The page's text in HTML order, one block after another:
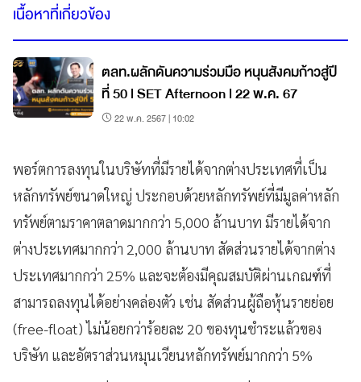
เนื้อหาที่เกี่ยวข้อง
ตลท.ผลักดันความร่วมมือ หนุนสังคมก้าวสู่ปี
ที่ 50 l SET Afternoon l 22 พ.ค. 67
22 พ.ค. 2567 | 10:02
พอร์ตการลงทุนในบริษัทที่มีรายได้จากต่างประเทศที่เป็น
หลักทรัพย์ขนาดใหญ่ ประกอบด้วยหลักทรัพย์ที่มีมูลค่าหลัก
ทรัพย์ตามราคาตลาดมากกว่า 5,000 ล้านบาท มีรายได้จาก
ต่างประเทศมากกว่า 2,000 ล้านบาท สัดส่วนรายได้จากต่าง
ประเทศมากกว่า 25% และจะต้องมีคุณสมบัติผ่านเกณฑ์ที่
สามารถลงทุนได้อย่างคล่องตัว เช่น สัดส่วนผู้ถือหุ้นรายย่อย
(free-float) ไม่น้อยกว่าร้อยละ 20 ของทุนชำระแล้วของ
บริษัท และอัตราส่วนหมุนเวียนหลักทรัพย์มากกว่า 5%